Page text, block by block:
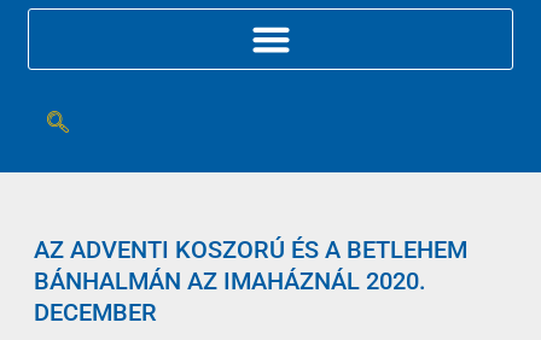
AZ ADVENTI KOSZORÚ ÉS A BETLEHEM
BÁNHALMÁN AZ IMAHÁZNÁL 2020.
DECEMBER